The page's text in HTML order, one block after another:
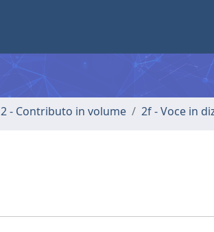
2 - Contributo in volume 2f - Voce in